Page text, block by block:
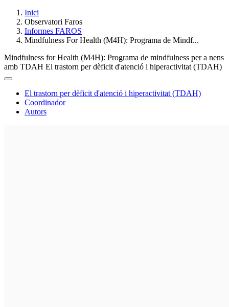
Breadcrumb
Inici
Observatori Faros
Informes FAROS
Mindfulness For Health (M4H): Programa de Mindf...
Mindfulness for Health (M4H): Programa de mindfulness per a nens
amb TDAH El trastorn per dèficit d'atenció i hiperactivitat (TDAH)
El trastorn per dèficit d'atenció i hiperactivitat (TDAH)
Coordinador
Autors